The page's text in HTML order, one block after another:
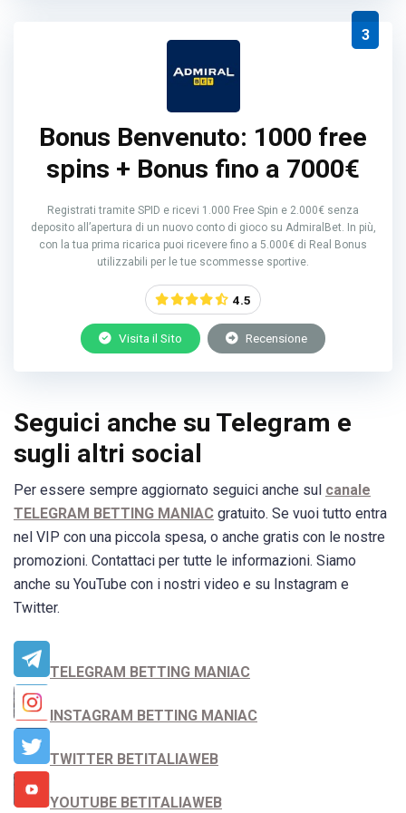
3
Bonus Benvenuto: 1000 free
spins + Bonus fino a 7000€
Registrati tramite SPID e ricevi 1.000 Free Spin e 2.000€ senza
deposito all’apertura di un nuovo conto di gioco su AdmiralBet. In più,
con la tua prima ricarica puoi ricevere fino a 5.000€ di Real Bonus
utilizzabili per le tue scommesse sportive.
4.5
Visita il Sito Recensione
Seguici anche su Telegram e
sugli altri social
Per essere sempre aggiornato seguici anche sul canale
TELEGRAM BETTING MANIAC gratuito. Se vuoi tutto entra
nel VIP con una piccola spesa, o anche gratis con le nostre
promozioni. Contattaci per tutte le informazioni. Siamo
anche su YouTube con i nostri video e su Instagram e
Twitter.
TELEGRAM BETTING MANIAC
INSTAGRAM BETTING MANIAC
TWITTER BETITALIAWEB
YOUTUBE BETITALIAWEB